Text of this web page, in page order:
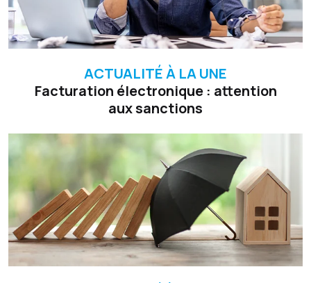
ACTUALITÉ À LA UNE
Facturation électronique : attention
aux sanctions